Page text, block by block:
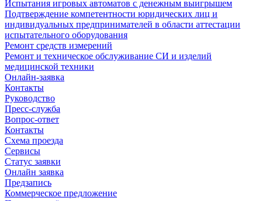
Испытания игровых автоматов с денежным выигрышем
Подтверждение компетентности юридических лиц и
индивидуальных предпринимателей в области аттестации
испытательного оборудования
Ремонт средств измерений
Ремонт и техническое обслуживание СИ и изделий
медицинской техники
Онлайн-заявка
Контакты
Руководство
Пресс-служба
Вопрос-ответ
Контакты
Схема проезда
Сервисы
Статус заявки
Онлайн заявка
Предзапись
Коммерческое предложение